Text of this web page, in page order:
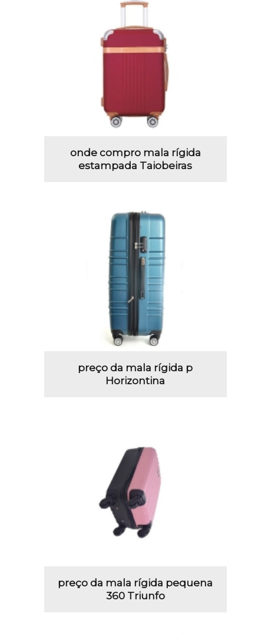
onde compro mala rígida
estampada Taiobeiras
preço da mala rígida p
Horizontina
preço da mala rígida pequena
360 Triunfo